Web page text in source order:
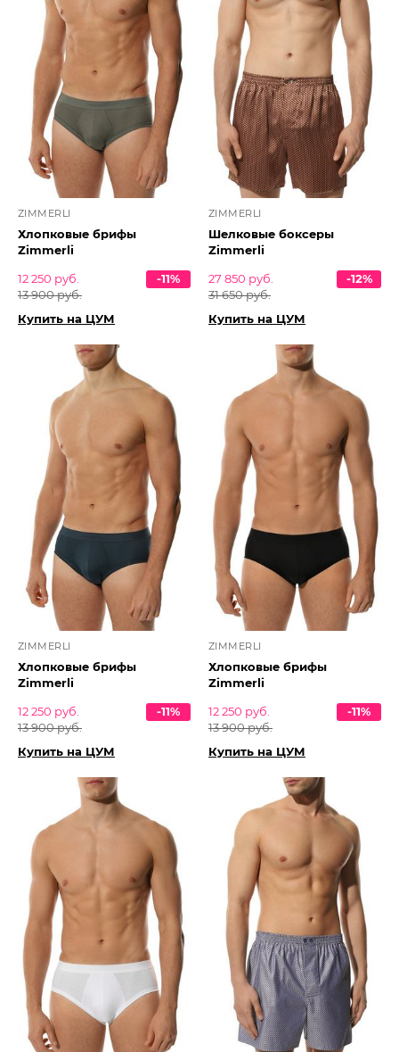
ZIMMERLI
Хлопковые брифы
Zimmerli
12 250 руб.
13 900 руб.
-11%
Купить на ЦУМ
ZIMMERLI
Шелковые боксеры
Zimmerli
27 850 руб.
31 650 руб.
-12%
Купить на ЦУМ
ZIMMERLI
Хлопковые брифы
Zimmerli
12 250 руб.
13 900 руб.
-11%
Купить на ЦУМ
ZIMMERLI
Хлопковые брифы
Zimmerli
12 250 руб.
13 900 руб.
-11%
Купить на ЦУМ